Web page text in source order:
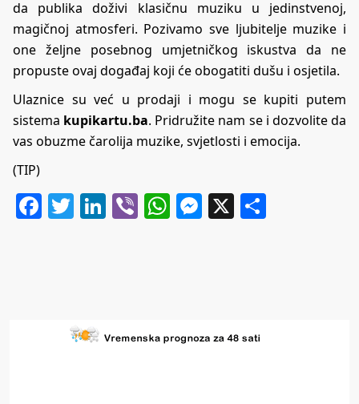
da publika doživi klasičnu muziku u jedinstvenoj,
magičnoj atmosferi. Pozivamo sve ljubitelje muzike i
one željne posebnog umjetničkog iskustva da ne
propuste ovaj događaj koji će obogatiti dušu i osjetila.
Ulaznice su već u prodaji i mogu se kupiti putem
sistema kupikartu.ba. Pridružite nam se i dozvolite da
vas obuzme čarolija muzike, svjetlosti i emocija.
(TIP)
Facebook
Twitter
LinkedIn
ViberWhatsApp
Messenger
X